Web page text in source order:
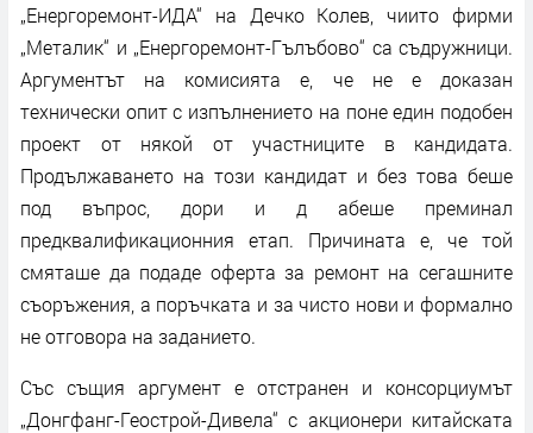
„Енергоремонт-ИДА“ на Дечко Колев, чиито фирми
„Металик“ и „Енергоремонт-Гълъбово“ са съдружници.
Аргументът на комисията е, че не е доказан
технически опит с изпълнението на поне един подобен
проект от някой от участниците в кандидата.
Продължаването на този кандидат и без това беше
под въпрос, дори и д абеше преминал
предквалификационния етап. Причината е, че той
смяташе да подаде оферта за ремонт на сегашните
съоръжения, а поръчката и за чисто нови и формално
не отговора на заданието.
Със същия аргумент е отстранен и консорциумът
„Донгфанг-Геострой-Дивела“ с акционери китайската